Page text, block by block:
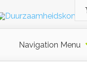
Navigation Menu